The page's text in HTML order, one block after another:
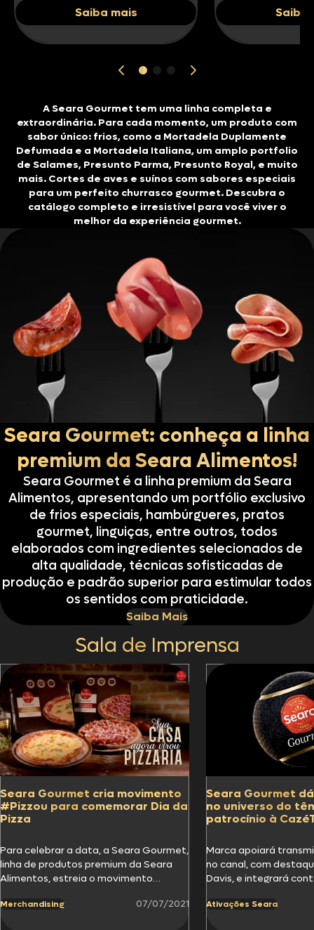
Saiba mais Saiba
A Seara Gourmet tem uma linha completa e
extraordinária. Para cada momento, um produto com
sabor único: frios, como a Mortadela Duplamente
Defumada e a Mortadela Italiana, um amplo portfolio
de Salames, Presunto Parma, Presunto Royal, e muito
mais. Cortes de aves e suínos com sabores especiais
para um perfeito churrasco gourmet. Descubra o
catálogo completo e irresistível para você viver o
melhor da experiência gourmet.
Seara Gourmet: conheça a linha
premium da Seara Alimentos!
Seara Gourmet é a linha premium da Seara
Alimentos, apresentando um portfólio exclusivo
de frios especiais, hambúrgueres, pratos
gourmet, linguiças, entre outros, todos
elaborados com ingredientes selecionados de
alta qualidade, técnicas sofisticadas de
produção e padrão superior para estimular todos
os sentidos com praticidade.
Saiba Mais
Sala de Imprensa
Seara Gourmet cria movimento
#Pizzou para comemorar Dia da
Pizza
Para celebrar a data, a Seara Gourmet,
linha de produtos premium da Seara
Alimentos, estreia o movimento
Merchandising 07/07/2021
Seara Gourmet
no universo do
patrocínio à
Marca apoiará
no canal, com
Davis, e integrará
Ativações Seara